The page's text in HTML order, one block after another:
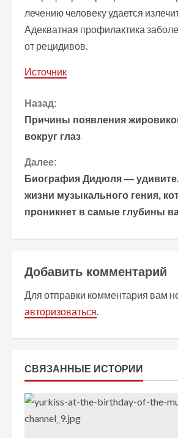
лечению человеку удается
Адекватная профилактика
от рецидивов.
Источник
П
р
о
д
о
л
и
т
ь
ч
т
е
Назад:
Причины появления
вокруг глаз
Далее:
Биография Дидюля —
жизни музыкального гения,
проникнет в самые глубины
Добавить комментарий
Для отправки комментария вам
авторизоваться.
СВЯЗАННЫЕ ИСТОРИИ